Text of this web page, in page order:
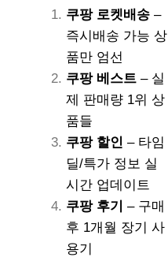
쿠팡 로켓배송 –
즉시배송 가능 상
품만 엄선
쿠팡 베스트 – 실
제 판매량 1위 상
품들
쿠팡 할인 – 타임
딜/특가 정보 실
시간 업데이트
쿠팡 후기
– 구매
후 1개월 장기 사
용기